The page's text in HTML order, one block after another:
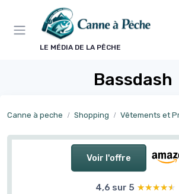
LE MÉDIA DE LA PÊCHE
Bassdash
Canne à peche Shopping Vêtements et
Voir l'offre
4,6 sur 5 ★★★★★
★★★★★
Panneau de gestion des cookies